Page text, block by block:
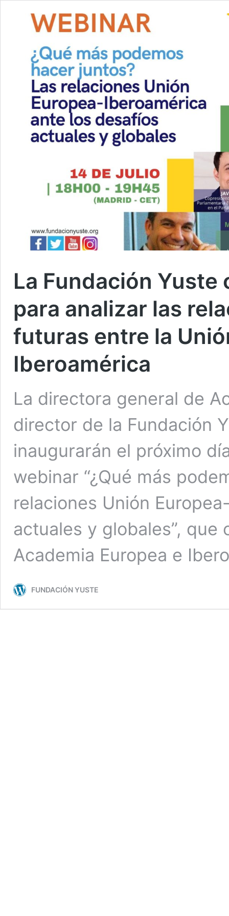
La Fundación
para analizar las
futuras entre la
Iberoamérica
La directora general de
director de la Fundación
inaugurarán el próximo
webinar “¿Qué más
relaciones Unión
actuales y globales”, que
Academia Europea e
FUNDACIÓN YUSTE